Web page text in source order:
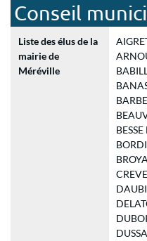
Conseil
Liste des élus de la
mairie de
Méréville